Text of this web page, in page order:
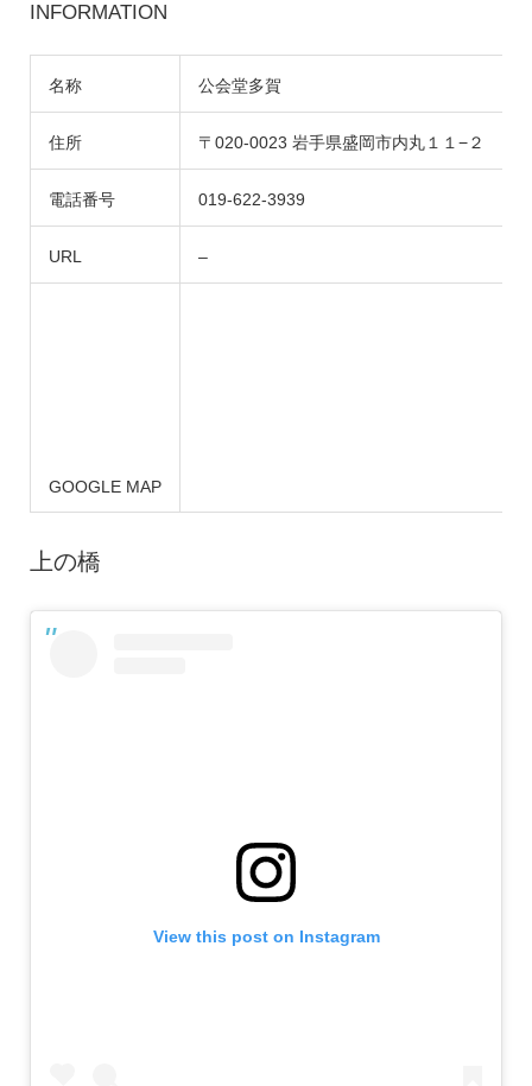
INFORMATION
名称 公会堂多賀
住所 〒020-0023 岩手県盛岡市内丸１１−２
電話番号 019-622-3939
URL –
GOOGLE MAP
上の橋
View this post on Instagram